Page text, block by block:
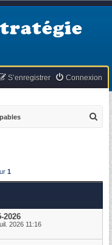
Connexion
S’enregistrer
1
2026
2026 11:16